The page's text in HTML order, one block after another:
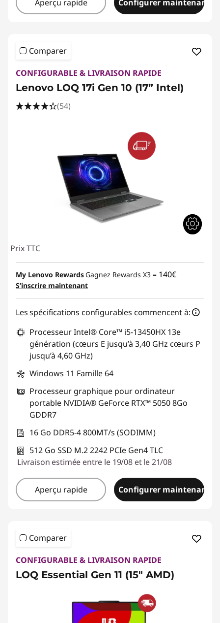
Aperçu rapide Configurer maintenant
Comparer
CONFIGURABLE & LIVRAISON RAPIDE
Lenovo LOQ 17i Gen 10 (17” Intel)
(54)
Prix TTC
My Lenovo Rewards Gagnez Rewards X3 = 140€
S’inscrire maintenant
Les spécifications configurables commencent à:
Processeur Intel® Core™ i5-13450HX 13e
génération (cœurs E jusqu’à 3,40 GHz cœurs P
jusqu’à 4,60 GHz)
Windows 11 Famille 64
Processeur graphique pour ordinateur
portable NVIDIA® GeForce RTX™ 5050 8Go
GDDR7
16 Go DDR5-4 800MT/s (SODIMM)
512 Go SSD M.2 2242 PCIe Gen4 TLC
Livraison estimée entre le 19/08 et le 21/08
Aperçu rapide Configurer maintenant
Comparer
CONFIGURABLE & LIVRAISON RAPIDE
LOQ Essential Gen 11 (15" AMD)